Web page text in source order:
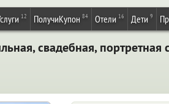
12 ПолучиКупон 84 Отели 16 Дети 9
свадебная, портретная